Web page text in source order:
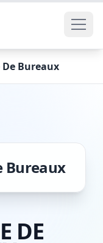
Bureaux
Bureaux
DE